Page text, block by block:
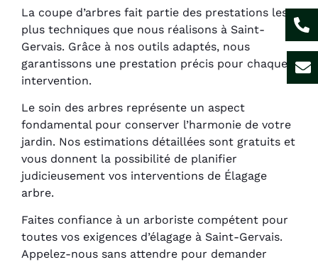
La coupe d’arbres fait partie des prestations les
plus techniques que nous réalisons à Saint-
Gervais. Grâce à nos outils adaptés, nous
garantissons une prestation précis pour chaque
intervention.
Le soin des arbres représente un aspect
fondamental pour conserver l’harmonie de votre
jardin. Nos estimations détaillées sont gratuits et
vous donnent la possibilité de planifier
judicieusement vos interventions de Élagage
arbre.
Faites confiance à un arboriste compétent pour
toutes vos exigences d’élagage à Saint-Gervais.
Appelez-nous sans attendre pour demander